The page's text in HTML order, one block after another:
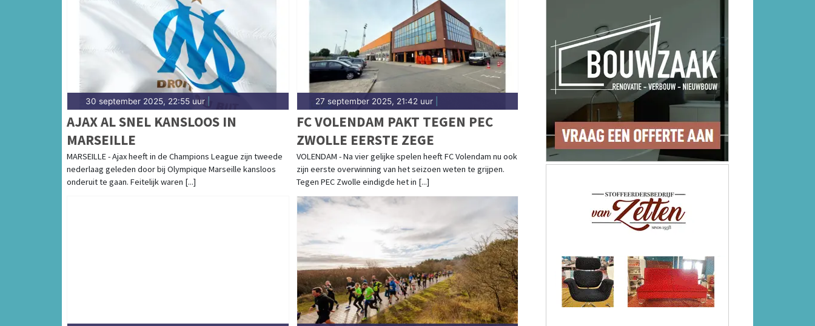
30 september 2025, 22:55 uur
AJAX AL SNEL KANSLOOS IN
MARSEILLE
MARSEILLE - Ajax heeft in de Champions League zijn tweede
nederlaag geleden door bij Olympique Marseille kansloos
onderuit te gaan. Feitelijk waren [...]
27 september 2025, 21:42 uur|
FC VOLENDAM PAKT TEGEN PEC
ZWOLLE EERSTE ZEGE
VOLENDAM - Na vier gelijke spelen heeft FC Volendam nu ook
zijn eerste overwinning van het seizoen weten te grijpen.
Tegen PEC Zwolle eindigde het in [...]